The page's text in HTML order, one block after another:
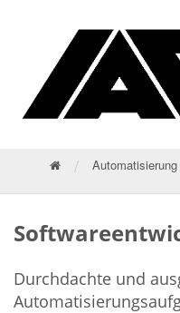
/ Automatisierung
Durchdachte und